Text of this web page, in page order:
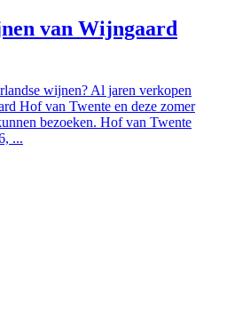
van Wijngaard
wijnen? Al jaren verkopen
Hof van Twente en deze zomer
bezoeken. Hof van Twente
...